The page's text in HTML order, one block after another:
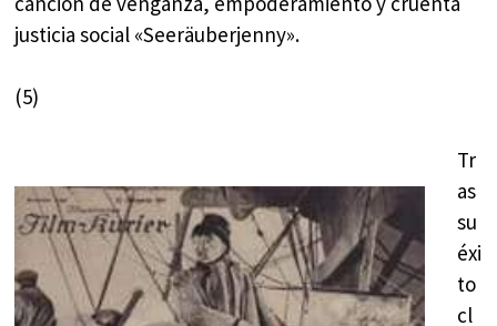
justicia social «Seeräuberjenny».
(5)
Tr
as
su
éxi
to
cl